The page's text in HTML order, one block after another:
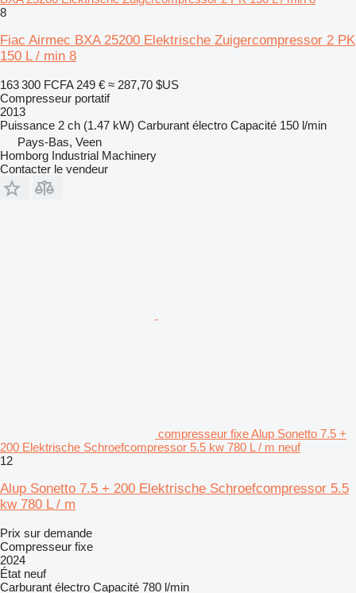
8
Fiac Airmec BXA 25200 Elektrische Zuigercompressor 2 PK
150 L / min 8
163 300 FCFA 249 € ≈ 287,70 $US
Compresseur portatif
2013
Puissance 2 ch (1.47 kW) Carburant électro Capacité 150 l/min
Pays-Bas, Veen
Homborg Industrial Machinery
Contacter le vendeur
compresseur fixe Alup Sonetto 7.5 +
200 Elektrische Schroefcompressor 5.5 kw 780 L / m neuf
12
Alup Sonetto 7.5 + 200 Elektrische Schroefcompressor 5.5
kw 780 L / m
Prix sur demande
Compresseur fixe
2024
État neuf
Carburant électro Capacité 780 l/min